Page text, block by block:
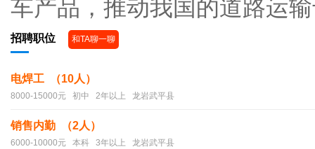
车产品，推动我国的道路运
招聘职位 和TA聊一聊
电焊工 （10人）
8000-15000元 初中 2年以上 龙岩武平县
销售内勤 （2人）
6000-10000元 本科 3年以上 龙岩武平县